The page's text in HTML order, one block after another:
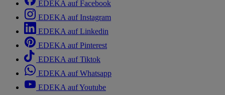
EDEKA auf Facebook
EDEKA auf Instagram
EDEKA auf Linkedin
EDEKA auf Pinterest
EDEKA auf Tiktok
EDEKA auf Whatsapp
EDEKA auf Youtube